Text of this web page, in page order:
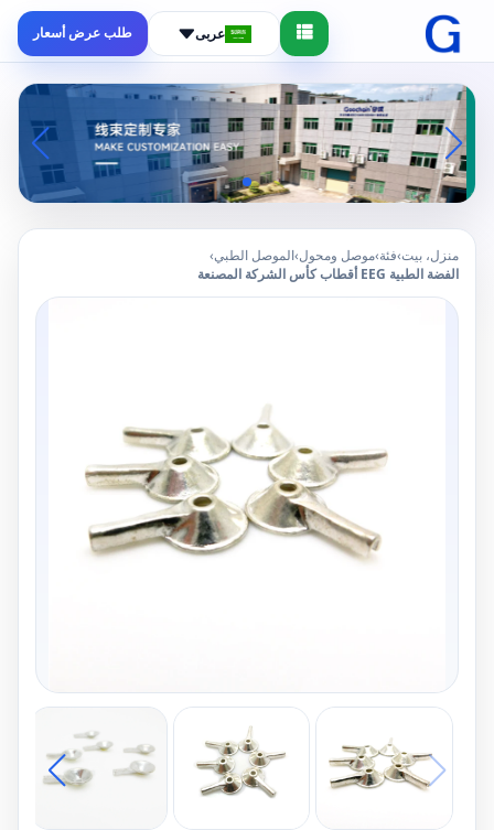
عربى طلب عرض أسعار
منزل، بيت›فئة›موصل ومحول›الموصل الطبي›
الفضة الطبية EEG أقطاب كأس الشركة المصنعة